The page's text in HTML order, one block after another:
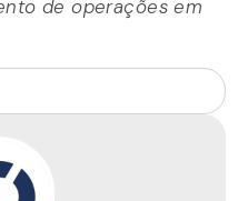
de operações em